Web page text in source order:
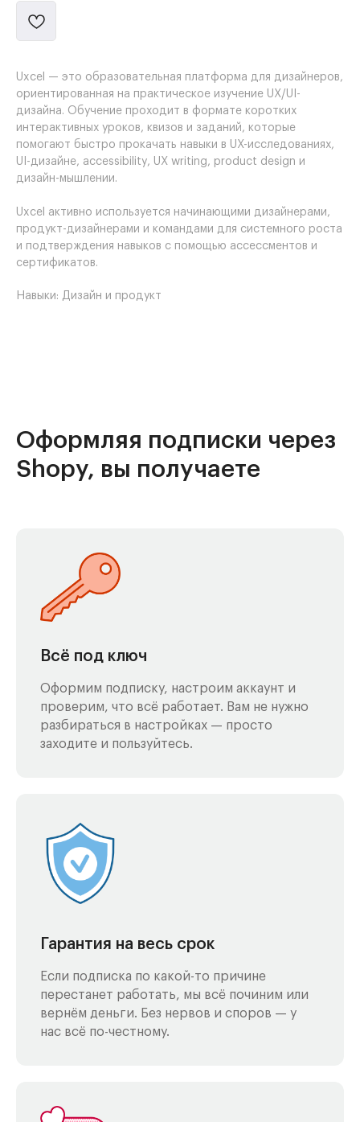
Uxcel — это образовательная платформа для дизайнеров,
ориентированная на практическое изучение UX/UI-
дизайна. Обучение проходит в формате коротких
интерактивных уроков, квизов и заданий, которые
помогают быстро прокачать навыки в UX-исследованиях,
UI-дизайне, accessibility, UX writing, product design и
дизайн-мышлении.
Uxcel активно используется начинающими дизайнерами,
продукт-дизайнерами и командами для системного роста
и подтверждения навыков с помощью ассессментов и
сертификатов.
Навыки: Дизайн и продукт
Оформляя подписки через
Shopy, вы получаете
Всё под ключ
Оформим подписку, настроим аккаунт и
проверим, что всё работает. Вам не нужно
разбираться в настройках — просто
заходите и пользуйтесь.
Гарантия на весь срок
Если подписка по какой-то причине
перестанет работать, мы всё починим или
вернём деньги. Без нервов и споров — у
нас всё по-честному.